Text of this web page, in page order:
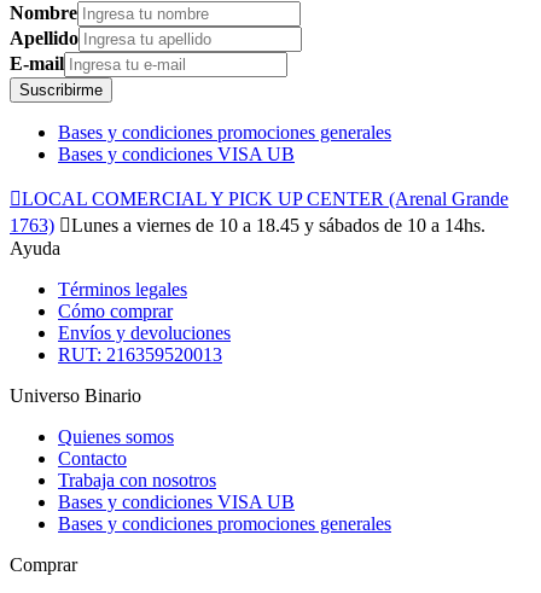
Nombre
Apellido
E-mail
Suscribirme
Bases y condiciones promociones generales
Bases y condiciones VISA UB
LOCAL COMERCIAL Y PICK UP CENTER (Arenal Grande
1763) Lunes a viernes de 10 a 18.45 y sábados de 10 a 14hs.
Ayuda
Términos legales
Cómo comprar
Envíos y devoluciones
RUT: 216359520013
Universo Binario
Quienes somos
Contacto
Trabaja con nosotros
Bases y condiciones VISA UB
Bases y condiciones promociones generales
Comprar